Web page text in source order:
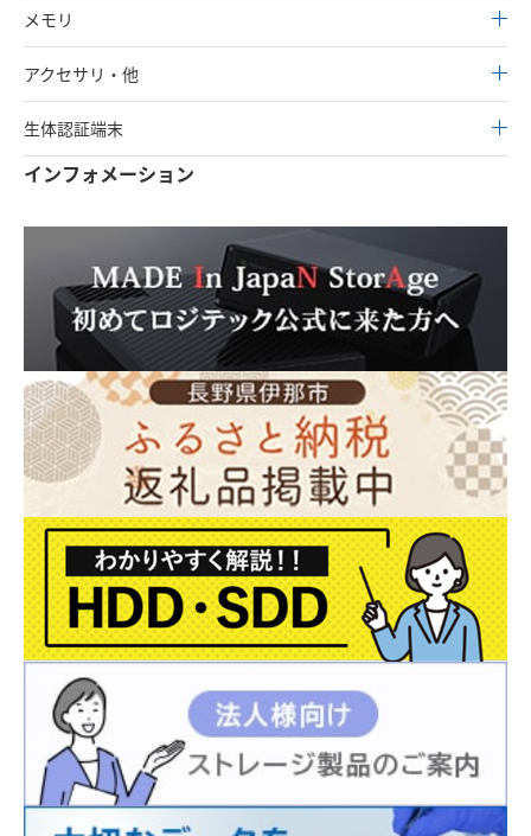
メモリ
アクセサリ・他
生体認証端末
インフォメーション